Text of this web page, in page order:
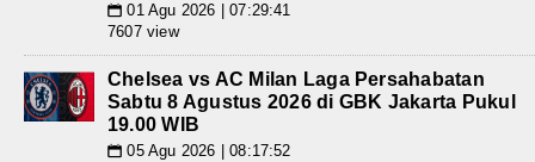
📅 01 Agu 2026 | 07:29:41
7607 view
Chelsea vs AC Milan Laga Persahabatan
Sabtu 8 Agustus 2026 di GBK Jakarta Pukul
19.00 WIB
📅 05 Agu 2026 | 08:17:52